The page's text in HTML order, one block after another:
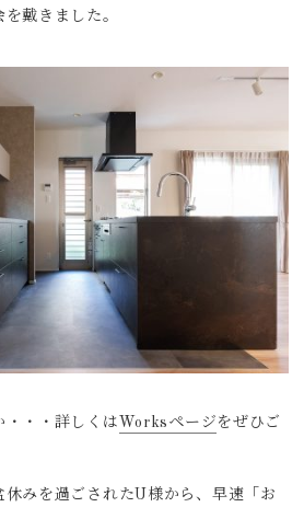
戴きました。
・・・詳しくは Worksページ をぜひご
みを過ごされたU様から、早速「お